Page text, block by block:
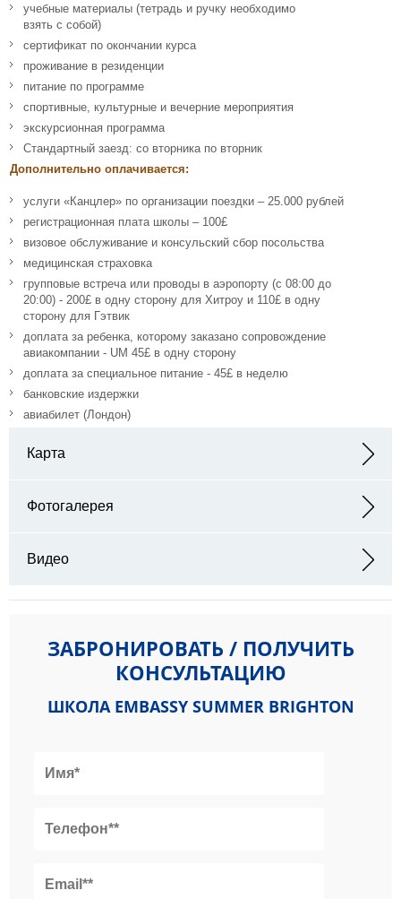
учебные материалы (тетрадь и ручку необходимо
взять с собой)
сертификат по окончании курса
проживание в резиденции
питание по программе
спортивные, культурные и вечерние мероприятия
экскурсионная программа
Стандартный заезд: со вторника по вторник
Дополнительно оплачивается:
услуги «Канцлер» по организации поездки – 25.000 рублей
регистрационная плата школы – 100£
визовое обслуживание и консульский сбор посольства
медицинская страховка
групповые встреча или проводы в аэропорту (с 08:00 до
20:00) - 200£ в одну сторону для Хитроу и 110£ в одну
сторону для Гэтвик
доплата за ребенка, которому заказано сопровождение
авиакомпании - UM 45£ в одну сторону
доплата за специальное питание - 45£ в неделю
банковские издержки
авиабилет (Лондон)
Карта
Фотогалерея
Видео
ЗАБРОНИРОВАТЬ / ПОЛУЧИТЬ
КОНСУЛЬТАЦИЮ
ШКОЛА EMBASSY SUMMER BRIGHTON